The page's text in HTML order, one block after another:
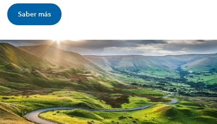
Saber más